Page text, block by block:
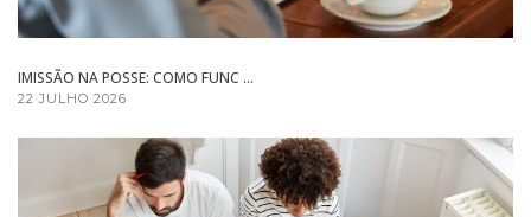
IMISSÃO NA POSSE: COMO FUNC ...
22 JULHO 2026